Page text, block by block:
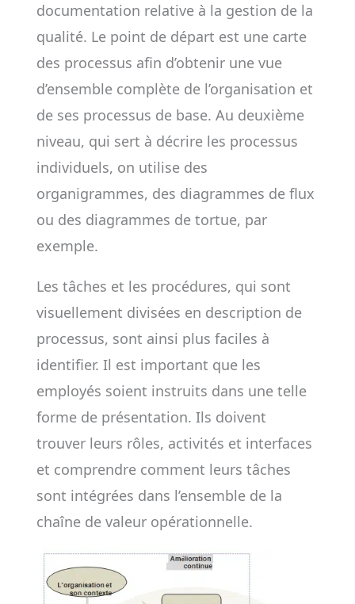
documentation relative à la gestion de la
qualité. Le point de départ est une carte
des processus afin d’obtenir une vue
d’ensemble complète de l’organisation et
de ses processus de base. Au deuxième
niveau, qui sert à décrire les processus
individuels, on utilise des
organigrammes, des diagrammes de flux
ou des diagrammes de tortue, par
exemple.
Les tâches et les procédures, qui sont
visuellement divisées en description de
processus, sont ainsi plus faciles à
identifier. Il est important que les
employés soient instruits dans une telle
forme de présentation. Ils doivent
trouver leurs rôles, activités et interfaces
et comprendre comment leurs tâches
sont intégrées dans l’ensemble de la
chaîne de valeur opérationnelle.